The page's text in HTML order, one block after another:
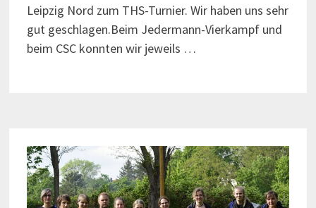
Leipzig Nord zum THS-Turnier. Wir haben uns sehr
gut geschlagen.Beim Jedermann-Vierkampf und
beim CSC konnten wir jeweils …